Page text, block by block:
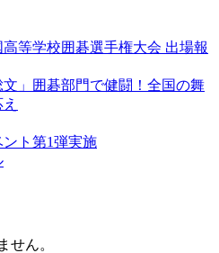
国
会
会
高等学校囲碁選手権大会 出場報
文」囲碁部門で健闘！全国の舞
ト第1弾実施
せん。